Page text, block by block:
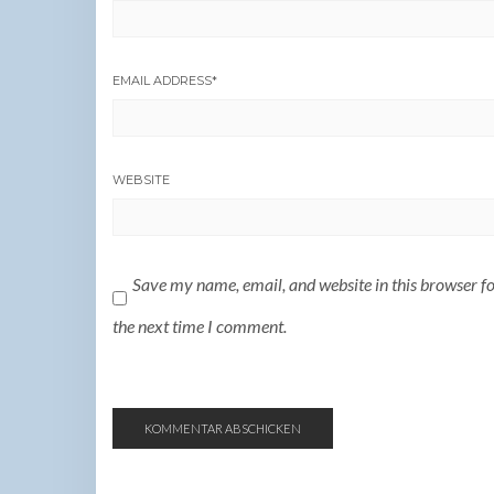
EMAIL ADDRESS*
WEBSITE
Save my name, email, and website in this browser
the next time I comment.